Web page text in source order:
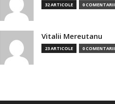
32 ARTICOLE 0 COMENTARII
Vitalii Mereutanu
23 ARTICOLE 0 COMENTARII